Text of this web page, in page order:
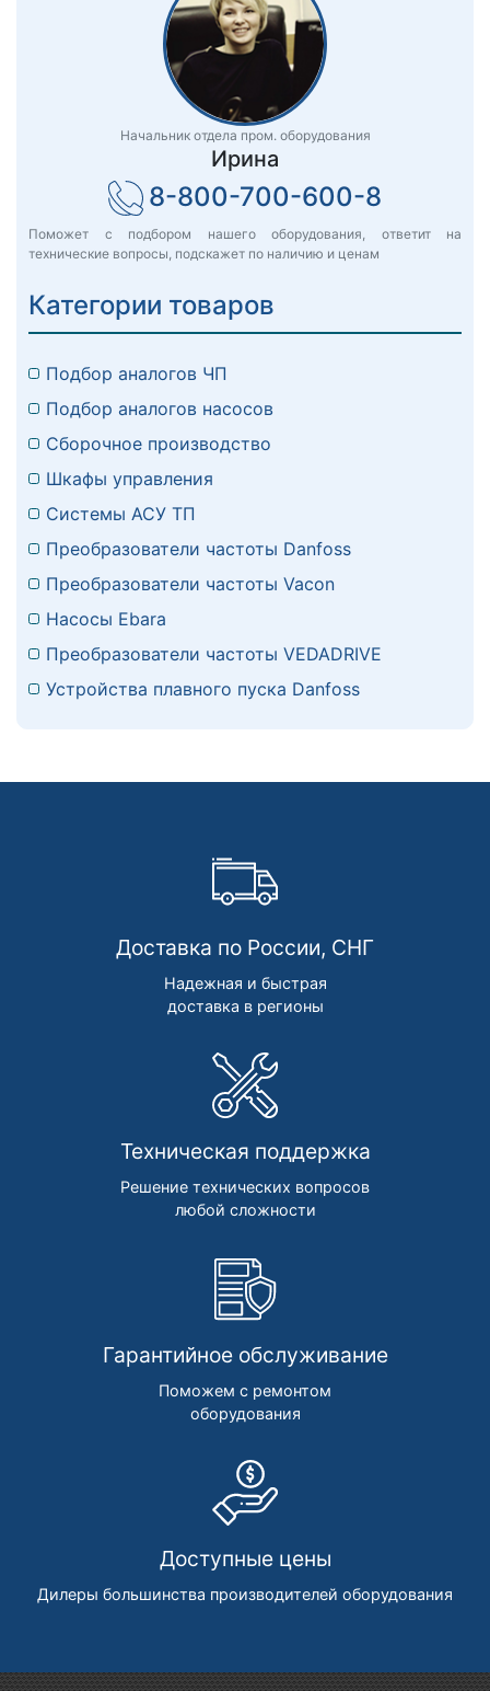
Начальник отдела пром. оборудования
Ирина
8-800-700-600-8
Поможет с подбором нашего оборудования, ответит на
технические вопросы, подскажет по наличию и ценам
Категории товаров
Подбор аналогов ЧП
Подбор аналогов насосов
Сборочное производство
Шкафы управления
Системы АСУ ТП
Преобразователи частоты Danfoss
Преобразователи частоты Vacon
Насосы Ebara
Преобразователи частоты VEDADRIVE
Устройства плавного пуска Danfoss
Доставка по России, СНГ
Надежная и быстрая
доставка в регионы
Техническая поддержка
Решение технических вопросов
любой сложности
Гарантийное обслуживание
Поможем с ремонтом
оборудования
Доступные цены
Дилеры большинства производителей оборудования